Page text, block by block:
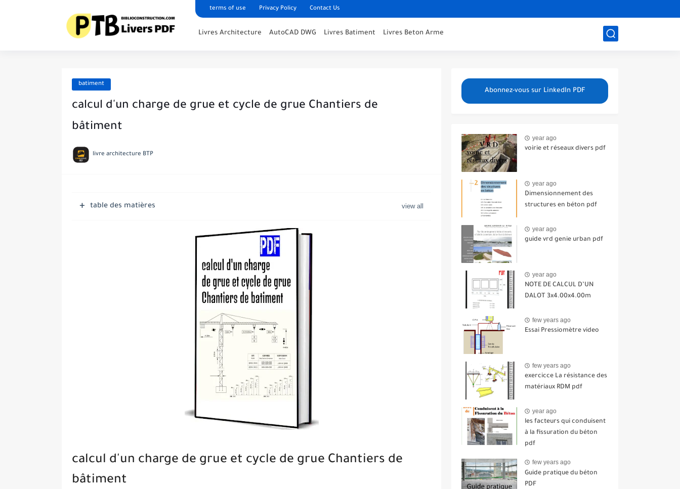
terms of use Privacy Policy Contact Us
Livres Architecture AutoCAD DWG Livres Batiment Livres Beton Arme
batiment
calcul d'un charge de grue et cycle de grue Chantiers de
bâtiment
livre architecture BTP
table des matières
calcul d'un charge de grue et cycle de grue Chantiers de
bâtiment
Abonnez-vous sur LinkedIn PDF
year ago
voirie et réseaux divers pdf
year ago
Dimensionnement des
structures en béton pdf
year ago
guide vrd genie urban pdf
year ago
NOTE DE CALCUL D’UN
DALOT 3x4.00x4.00m
few years ago
Essai Pressiomètre video
few years ago
exercicce La résistance des
matériaux RDM pdf
year ago
les facteurs qui conduisent
à la fissuration du béton
pdf
few years ago
Guide pratique du béton
PDF